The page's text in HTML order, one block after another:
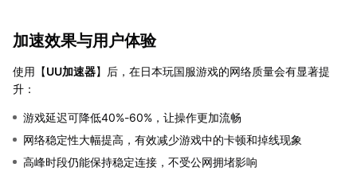
加速效果与用户体验
使用【UU加速器】后，在日本玩国服游戏的网络质量会有显著提
升：
游戏延迟可降低40%-60%，让操作更加流畅
网络稳定性大幅提高，有效减少游戏中的卡顿和掉线现象
高峰时段仍能保持稳定连接，不受公网拥堵影响